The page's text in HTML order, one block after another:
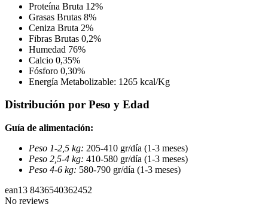
Proteína Bruta 12%
Grasas Brutas 8%
Ceniza Bruta 2%
Fibras Brutas 0,2%
Humedad 76%
Calcio 0,35%
Fósforo 0,30%
Energía Metabolizable: 1265 kcal/Kg
Distribución por Peso y Edad
Guía de alimentación:
Peso 1-2,5 kg: 205-410 gr/día (1-3 meses)
Peso 2,5-4 kg: 410-580 gr/día (1-3 meses)
Peso 4-6 kg: 580-790 gr/día (1-3 meses)
ean13 8436540362452
No reviews